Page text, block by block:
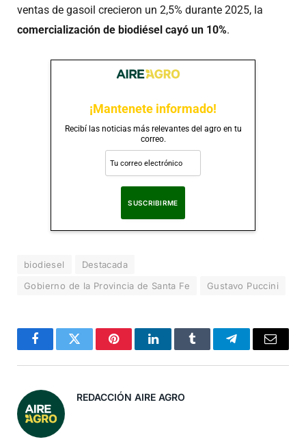
ventas de gasoil crecieron un 2,5% durante 2025, la
comercialización de biodiésel cayó un 10%.
¡Mantenete informado!
Recibí las noticias más relevantes del agro en tu
correo.
biodiesel
Destacada
Gobierno de la Provincia de Santa Fe
Gustavo Puccini
FacebookTwitter PinterestLinkedInTumblr TelegramCorreo
REDACCIÓN AIRE AGRO